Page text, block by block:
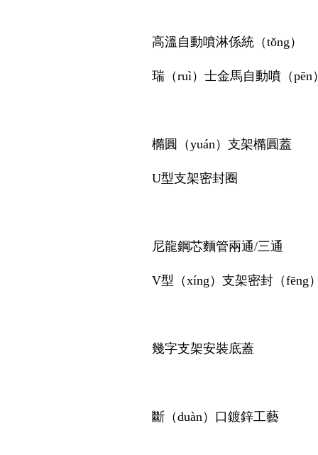
高溫自動噴淋係統（tǒng）
瑞（ruì）士金馬自動噴（pēn
橢圓（yuán）支架橢圓蓋
U型支架密封圈
尼龍鋼芯麵管兩通/三通
V型（xíng）支架密封（fēng
幾字支架安裝底蓋
斷（duàn）口鍍鋅工藝